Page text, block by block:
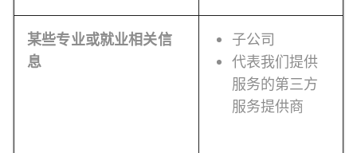
某些专业或就业相关信
息
子公司
代表我们提供
服务的第三方
服务提供商